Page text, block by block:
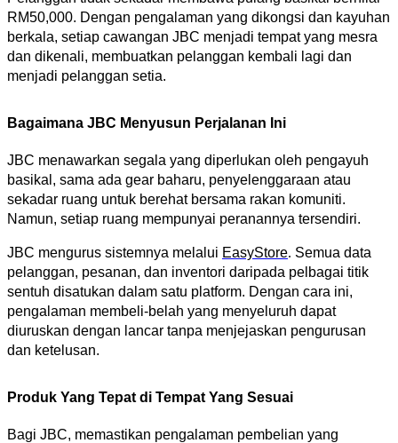
RM50,000. Dengan pengalaman yang dikongsi dan kayuhan
berkala, setiap cawangan JBC menjadi tempat yang mesra
dan dikenali, membuatkan pelanggan kembali lagi dan
menjadi pelanggan setia.
Bagaimana JBC Menyusun Perjalanan Ini
JBC menawarkan segala yang diperlukan oleh pengayuh
basikal, sama ada gear baharu, penyelenggaraan atau
sekadar ruang untuk berehat bersama rakan komuniti.
Namun, setiap ruang mempunyai peranannya tersendiri.
JBC mengurus sistemnya melalui EasyStore. Semua data
pelanggan, pesanan, dan inventori daripada pelbagai titik
sentuh disatukan dalam satu platform. Dengan cara ini,
pengalaman membeli-belah yang menyeluruh dapat
diuruskan dengan lancar tanpa menjejaskan pengurusan
dan ketelusan.
Produk Yang Tepat di Tempat Yang Sesuai
Bagi JBC, memastikan pengalaman pembelian yang